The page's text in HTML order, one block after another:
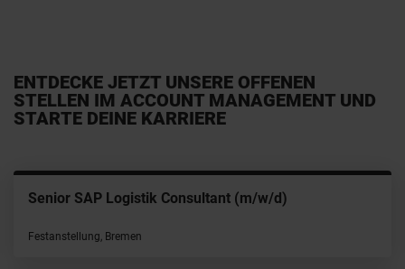
ENTDECKE JETZT UNSERE OFFENEN
STELLEN IM ACCOUNT MANAGEMENT UND
STARTE DEINE KARRIERE
(Senior) Recruitment Consultant (m/w/d) TECH & IT
Interner Job bei YER, München